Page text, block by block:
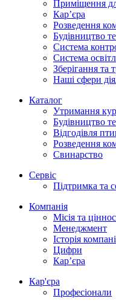
Приміщення
Кар’єра
Розведення
Будівництво
Система
Система
Зберігання та
Наші сфери
Каталог
Утримання
Будівництво
Відгодівля
Розведення
Свинарство
Сервіс
Підтримка та
Компанія
Місія та
Менеджмент
Історія
Цифри
Кар’єра
Кар'єра
Професіонали